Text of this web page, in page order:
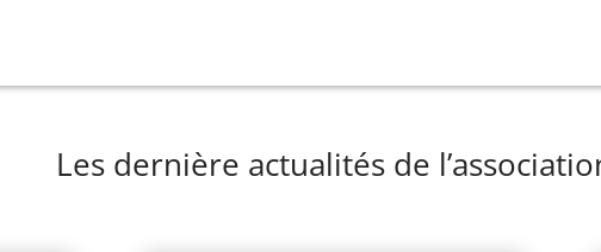
Les dernière actualités de